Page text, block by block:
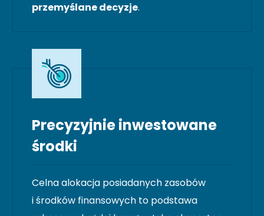
przemyślane decyzje.
Precyzyjnie inwestowane
środki
Celna alokacja posiadanych zasobów
i środków finansowych to podstawa